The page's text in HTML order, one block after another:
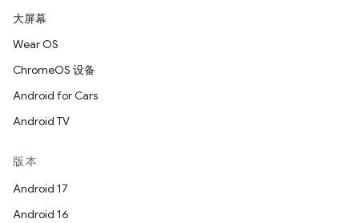
大屏幕
Wear OS
ChromeOS 设备
Android for Cars
Android TV
版本
Android 17
Android 16